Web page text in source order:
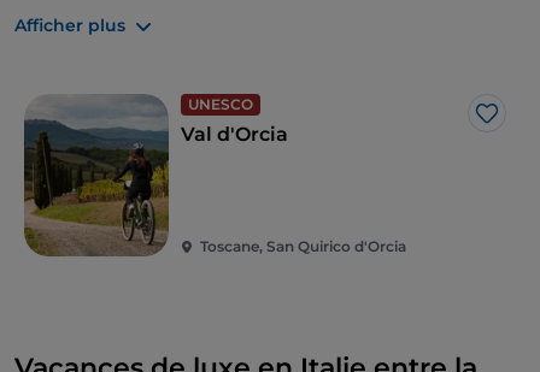
panoramiques, vous visiterez de charmants villages
médiévaux, tels que
vins rouges du monde, puis encore des forêts
denses, des sources thermales, des allées de cyprès
et certains des meilleurs agritourismes qui font de
vos vacances une expérience unique.
Cerise sur le gâteau, un séjour au
Castiglion del Bosco
Afficher plus
UNESCO
Val d'Orcia
Toscane, San Quirico d'Orcia